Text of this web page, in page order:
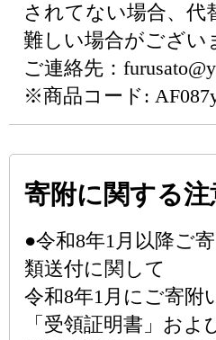
されてない場合、代
難しい場合がござい
ご連絡先：
※商品コード:
寄附に関する注
●令和8年1月以降ご
類送付に関して
令和8年1月にご寄附
「受領証明書」お